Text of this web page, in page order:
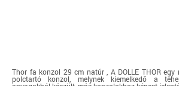
Thor fa konzol 29 cm natúr , A DOLLE THOR
polctartó konzol, melynek kiemelkedő a